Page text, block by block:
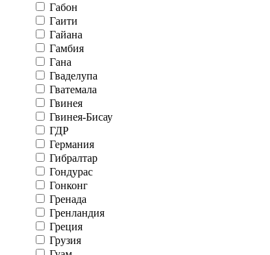
Габон
Гаити
Гайана
Гамбия
Гана
Гваделупа
Гватемала
Гвинея
Гвинея-Бисау
ГДР
Германия
Гибралтар
Гондурас
Гонконг
Гренада
Гренландия
Греция
Грузия